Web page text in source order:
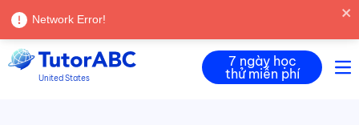
Đăng nhập
United States
7 ngày học
thử miễn phí
Network Error!